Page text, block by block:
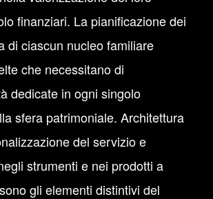
finanziari. La pianificazione dei
di ciascun nucleo familiare
che necessitano di
dedicate in ogni singolo
sfera patrimoniale. Architettura
del servizio e
strumenti e nei prodotti a
gli elementi distintivi del